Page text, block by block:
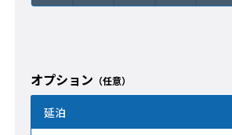
オプション （任意）
延泊